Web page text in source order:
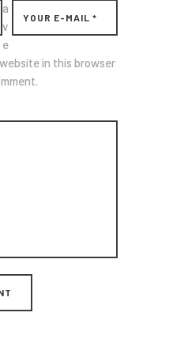
a
v
e
in this browser